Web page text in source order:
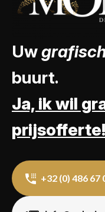
Uw
buurt.
Ja, ik wil
prijsofferte!
+32 (0) 486 67